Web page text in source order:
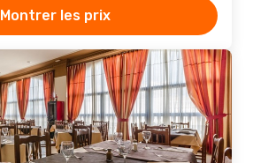
Montrer les prix